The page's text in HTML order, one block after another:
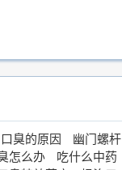
口臭的原因
幽门螺杆
怎么办
吃什么中药